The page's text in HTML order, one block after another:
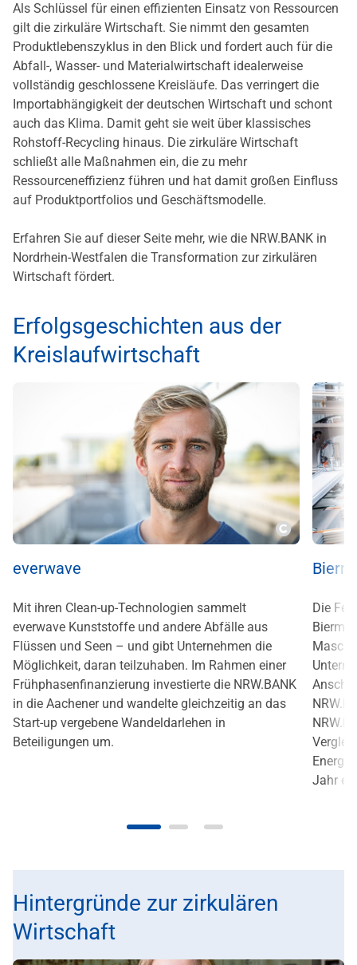
Als Schlüssel für einen effizienten Einsatz von Ressourcen
gilt die zirkuläre Wirtschaft. Sie nimmt den gesamten
Produktlebenszyklus in den Blick und fordert auch für die
Abfall-, Wasser- und Materialwirtschaft idealerweise
vollständig geschlossene Kreisläufe. Das verringert die
Importabhängigkeit der deutschen Wirtschaft und schont
auch das Klima. Damit geht sie weit über klassisches
Rohstoff-Recycling hinaus. Die zirkuläre Wirtschaft
schließt alle Maßnahmen ein, die zu mehr
Ressourceneffizienz führen und hat damit großen Einfluss
auf Produktportfolios und Geschäftsmodelle.
Erfahren Sie auf dieser Seite mehr, wie die NRW.BANK in
Nordrhein-Westfalen die Transformation zur zirkulären
Wirtschaft fördert.
Erfolgsgeschichten aus der
Kreislaufwirtschaft
Copyright
everwave
Mit ihren Clean-up-Technologien sammelt
everwave Kunststoffe und andere Abfälle aus
Flüssen und Seen – und gibt Unternehmen die
Möglichkeit, daran teilzuhaben. Im Rahmen einer
Frühphasenfinanzierung investierte die NRW.BANK
in die Aachener und wandelte gleichzeitig an das
Start-up vergebene Wandeldarlehen in
Beteiligungen um.
Die
Jahr
Hintergründe zur zirkulären
Wirtschaft